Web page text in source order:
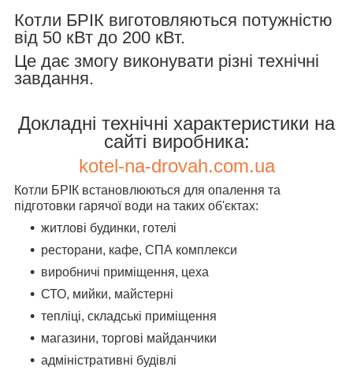
Котли БРІК виготовляються потужністю
від 50 кВт до 200 кВт.
Це дає змогу виконувати різні технічні
завдання.
Докладні технічні характеристики на
сайті виробника:
kotel-na-drovah.com.ua
Котли БРІК встановлюються для опалення та
підготовки гарячої води на таких об'єктах:
житлові будинки, готелі
ресторани, кафе, СПА комплекси
виробничі приміщення, цеха
СТО, мийки, майстерні
тепліці, складські приміщення
магазини, торгові майданчики
адміністративні будівлі